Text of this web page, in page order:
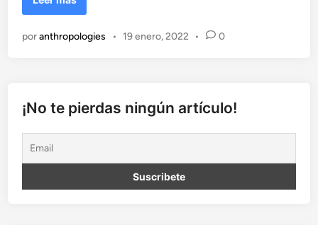
o
l
s
i
u
d
e
a
poranthropologies • 19 enero, 2022 • 0
¡No te pierdas ningún artículo!